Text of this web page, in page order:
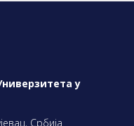
у
Србија